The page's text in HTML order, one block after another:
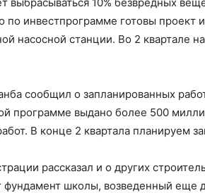
по инвестпрограмме готовы проект
насосной станции. Во 2 квартале
сообщил о запланированных
программе выдано более 500
В конце 2 квартала планируем
рассказал и о других
фундамент школы, возведенный еще